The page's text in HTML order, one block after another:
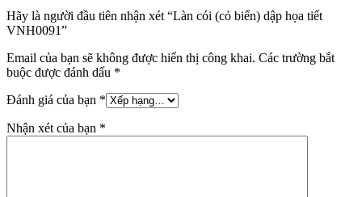
Hãy là người đầu tiên nhận xét “Làn cói (cỏ biển) dập họa tiết
VNH0091”
Email của bạn sẽ không được hiển thị công khai. Các trường bắt
buộc được đánh dấu *
Đánh giá của bạn *
Nhận xét của bạn *